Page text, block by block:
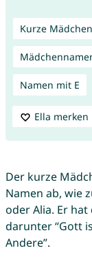
Kurze
Namen mit E
Ella merken
Der kurze
Namen ab, wie
oder Alia. Er
darunter “Gott
Andere”.